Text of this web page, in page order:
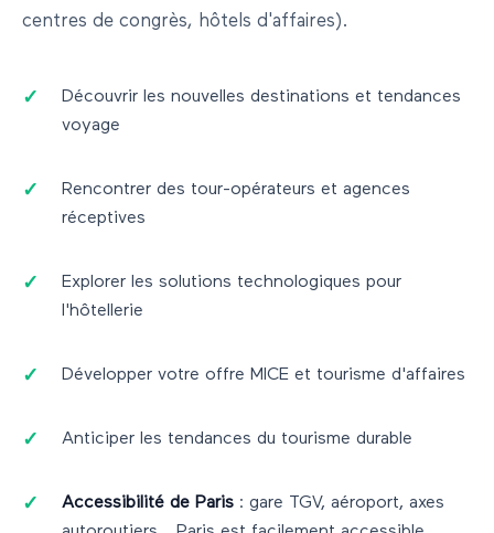
centres de congrès, hôtels d'affaires).
Découvrir les nouvelles destinations et tendances
voyage
Rencontrer des tour-opérateurs et agences
réceptives
Explorer les solutions technologiques pour
l'hôtellerie
Développer votre offre MICE et tourisme d'affaires
Anticiper les tendances du tourisme durable
Accessibilité de Paris : gare TGV, aéroport, axes